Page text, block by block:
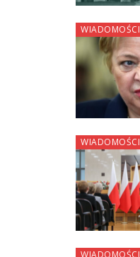
WIADOMOŚCI
WIADOMOŚCI
WIADOMOŚCI